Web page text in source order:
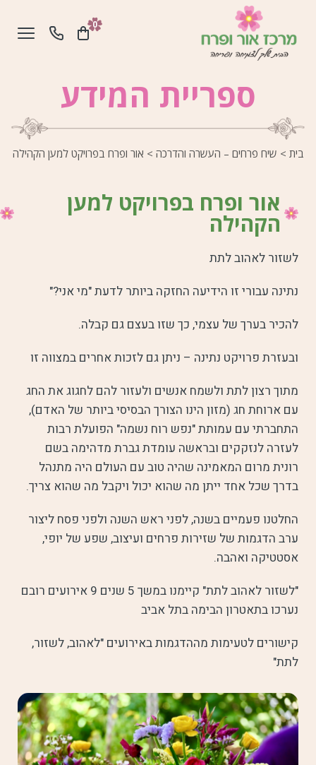
0
ספריית המידע
בית > שיח פרחים – העשרה והדרכה > אור ופרח בפרויקט למען הקהילה
אור ופרח בפרויקט למען
הקהילה
לשזור לאהוב לתת
נתינה עבורי זו הידיעה החזקה ביותר לדעת "מי אני?"
להכיר בערך של עצמי, כך שזו בעצם גם קבלה.
ובעזרת פרויקט נתינה – ניתן גם לזכות אחרים במצווה זו
מתוך רצון לתת ולשמח אנשים ולעזור להם לחגוג את החג
עם ארוחת חג (מזון הינו הצורך הבסיסי ביותר של האדם),
התחברתי עם עמותת "נפש רוח נשמה" הפועלת רבות
לעזרה לנזקקים ובראשה עומדת גברת מדהימה בשם
רונית מרום המאמינה שהיה טוב עם העולם היה מתנהל
בדרך שכל אחד ייתן מה שהוא יכול ויקבל מה שהוא צריך.
החלטנו פעמיים בשנה, לפני ראש השנה ולפני פסח ליצור
ערב הדגמות של שזירות פרחים ועיצוב, שפע של יופי,
אסטטיקה ואהבה.
"לשזור לאהוב לתת" קיימנו במשך 5 שנים 9 אירועים רובם
נערכו בתאטרון הבימה בתל אביב
קישורים לטעימות מההדגמות באירועים "לאהוב, לשזור,
לתת"